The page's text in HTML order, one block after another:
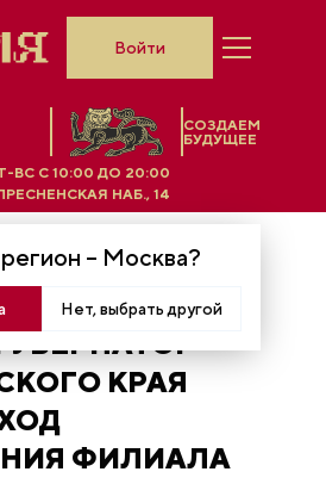
СОЗДАЕМ
БУДУЩЕЕ
– Москва?
Нет, выбрать другой
ВС C 10:00 ДО 20:00
НАБ., 14
Войти
ОБЪЕМ
КРАЯ
ФИЛИАЛА